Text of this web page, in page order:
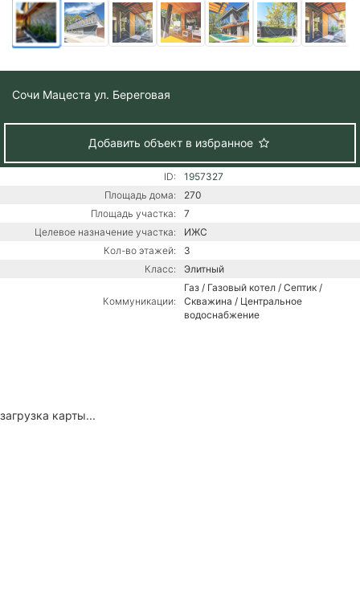
Сочи Мацеста ул. Береговая
Добавить объект в избранное
ID:
1957327
Площадь дома:
270
Площадь участка:
7
Целевое назначение участка:
ИЖС
Кол-во этажей:
3
Класс:
Элитный
Коммуникации:
Газ / Газовый котел / Септик /
Скважина / Центральное
водоснабжение
загрузка карты...